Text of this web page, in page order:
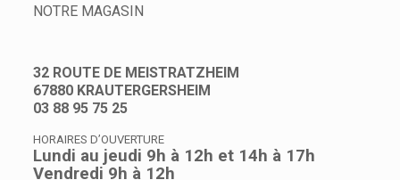
NOTRE MAGASIN
32 ROUTE DE MEISTRATZHEIM
67880 KRAUTERGERSHEIM
03 88 95 75 25
HORAIRES D’OUVERTURE
Lundi au jeudi 9h à 12h et 14h à 17h
Vendredi 9h à 12h